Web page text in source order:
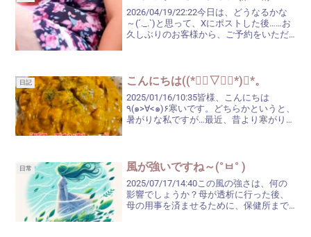
2026/04/19/22:22今日は、どうなるかな
～(´._.`)と思って、Xにポストした後……お
久しぶりのお客様から、ご予約をいただ
日記 こんにちは((*❛ั▽❛ั*)✧*。
2025/01/16/10:35皆様、こんにちは
٩(๑>∀<๑)۶寒いです。どちらかというと、
暑がりな私ですが…最近、昔より寒がりに
日常 風が強いですね～(°ㅂ° )
2025/07/17/14:40この風の強さは、何の
影響でしょうか？母が透析に行った後、
母の用事を済ませるために、保健所まで